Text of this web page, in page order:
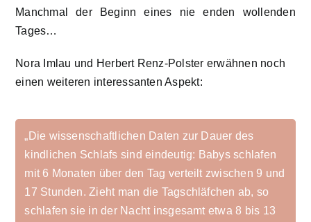
Manchmal der Beginn eines nie enden wollenden
Tages…
Nora Imlau und Herbert Renz-Polster erwähnen noch
einen weiteren interessanten Aspekt:
„Die wissenschaftlichen Daten zur Dauer des
kindlichen Schlafs sind eindeutig: Babys schlafen
mit 6 Monaten über den Tag verteilt zwischen 9 und
17 Stunden. Zieht man die Tagschläfchen ab, so
schlafen sie in der Nacht insgesamt etwa 8 bis 13